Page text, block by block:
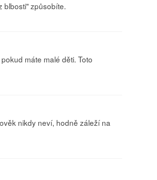
blbosti" způsobíte.
máte malé děti. Toto
nikdy neví, hodně záleží na